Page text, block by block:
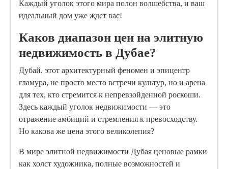
Каждый уголок этого мира полон волшебства, и ваш
идеальный дом уже ждет вас!
Каков диапазон цен на элитную
недвижимость в Дубае?
Дубай, этот архитектурный феномен и эпицентр
гламура, не просто место встречи культур, но и арена
для тех, кто стремится к непревзойденной роскоши.
Здесь каждый уголок недвижимости — это
отражение амбиций и стремления к превосходству.
Но какова же цена этого великолепия?
В мире элитной недвижимости Дубая ценовые рамки
как холст художника, полные возможностей и